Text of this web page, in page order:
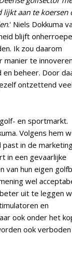
aan te koersen
.' Niels Dokkuma
blijft
Ik zou daarom
manier te
beheer. Door
ontzettend
en sportmarkt.
Volgens hem
in de
in een gevaarlijke
van hun eigen
wel
uit te leggen
en
ook onder het
ook